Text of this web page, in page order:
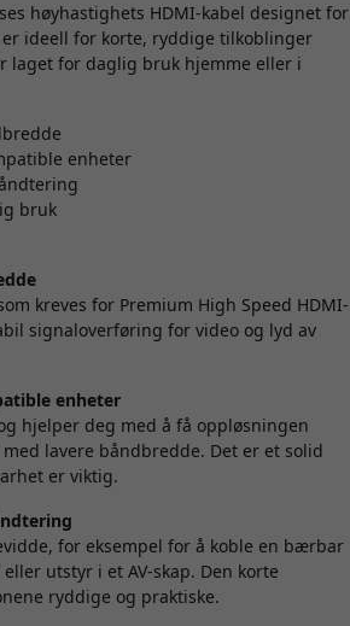
høyhastighets HDMI-kabel designet for
ideell for korte, ryddige tilkoblinger
laget for daglig bruk hjemme eller i
enheter
bruk
kreves for Premium High Speed HDMI-
signaloverføring for video og lyd av
enheter
hjelper deg med å få oppløsningen
lavere båndbredde. Det er et solid
er viktig.
for eksempel for å koble en bærbar
utstyr i et AV-skap. Den korte
ryddige og praktiske.